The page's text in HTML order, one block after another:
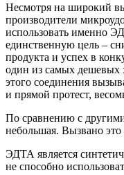
Несмотря на широкий
производители
использовать именно
единственную цель –
продукта и успех в
один из самых дешевых
этого соединения
и прямой протест,
По сравнению с
небольшая. Вызвано
ЭДТА является
не способно